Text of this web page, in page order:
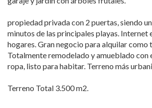
propiedad privada con 2 puertas, siendo
minutos de las principales playas. Internet
hogares. Gran negocio para alquilar como
Totalmente remodelado y amueblado con
ropa, listo para habitar. Terreno más
Terreno Total 3.500 m2.